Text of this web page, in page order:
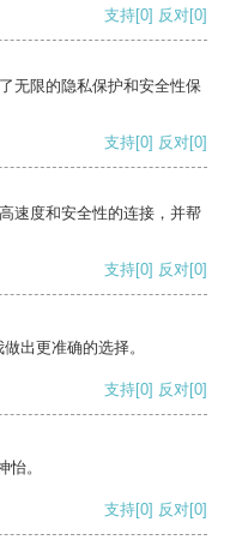
支持[0] 反对[0]
无限的隐私保护和安全性保
支持[0] 反对[0]
速度和安全性的连接，并帮
支持[0] 反对[0]
出更准确的选择。
支持[0] 反对[0]
。
支持[0] 反对[0]